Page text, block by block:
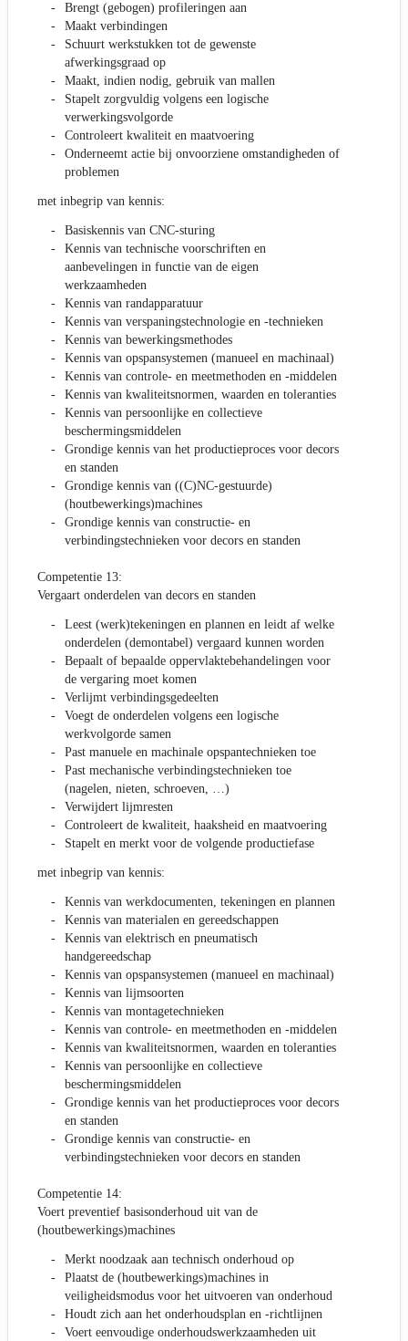
Brengt (gebogen) profileringen aan
Maakt verbindingen
Schuurt werkstukken tot de gewenste
afwerkingsgraad op
Maakt, indien nodig, gebruik van mallen
Stapelt zorgvuldig volgens een logische
verwerkingsvolgorde
Controleert kwaliteit en maatvoering
Onderneemt actie bij onvoorziene omstandigheden of
problemen
met inbegrip van kennis:
Basiskennis van CNC-sturing
Kennis van technische voorschriften en
aanbevelingen in functie van de eigen
werkzaamheden
Kennis van randapparatuur
Kennis van verspaningstechnologie en -technieken
Kennis van bewerkingsmethodes
Kennis van opspansystemen (manueel en machinaal)
Kennis van controle- en meetmethoden en -middelen
Kennis van kwaliteitsnormen, waarden en toleranties
Kennis van persoonlijke en collectieve
beschermingsmiddelen
Grondige kennis van het productieproces voor decors
en standen
Grondige kennis van ((C)NC-gestuurde)
(houtbewerkings)machines
Grondige kennis van constructie- en
verbindingstechnieken voor decors en standen
Competentie 13:
Vergaart onderdelen van decors en standen
Leest (werk)tekeningen en plannen en leidt af welke
onderdelen (demontabel) vergaard kunnen worden
Bepaalt of bepaalde oppervlaktebehandelingen voor
de vergaring moet komen
Verlijmt verbindingsgedeelten
Voegt de onderdelen volgens een logische
werkvolgorde samen
Past manuele en machinale opspantechnieken toe
Past mechanische verbindingstechnieken toe
(nagelen, nieten, schroeven, …)
Verwijdert lijmresten
Controleert de kwaliteit, haaksheid en maatvoering
Stapelt en merkt voor de volgende productiefase
met inbegrip van kennis:
Kennis van werkdocumenten, tekeningen en plannen
Kennis van materialen en gereedschappen
Kennis van elektrisch en pneumatisch
handgereedschap
Kennis van opspansystemen (manueel en machinaal)
Kennis van lijmsoorten
Kennis van montagetechnieken
Kennis van controle- en meetmethoden en -middelen
Kennis van kwaliteitsnormen, waarden en toleranties
Kennis van persoonlijke en collectieve
beschermingsmiddelen
Grondige kennis van het productieproces voor decors
en standen
Grondige kennis van constructie- en
verbindingstechnieken voor decors en standen
Competentie 14:
Voert preventief basisonderhoud uit van de
(houtbewerkings)machines
Merkt noodzaak aan technisch onderhoud op
Plaatst de (houtbewerkings)machines in
veiligheidsmodus voor het uitvoeren van onderhoud
Houdt zich aan het onderhoudsplan en -richtlijnen
Voert eenvoudige onderhoudswerkzaamheden uit